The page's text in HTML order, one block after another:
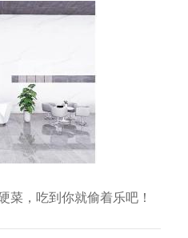
菜，吃到你就偷着乐吧！